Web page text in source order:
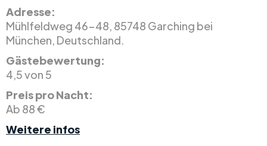
Adresse:
Mühlfeldweg 46-48, 85748 Garching bei
München, Deutschland.
Gästebewertung:
4,5 von 5
Preis pro Nacht:
Ab 88 €
Weitere infos